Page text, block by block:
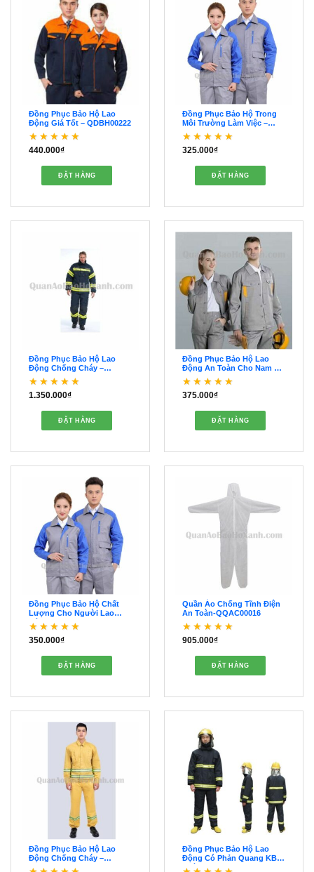
Đồng Phục Bảo Hộ Lao
Động Giá Tốt – QDBH00222
Được xếp hạng
440.000₫
ĐẶT HÀNG
Đồng Phục Bảo Hộ Trong
Môi Trường Làm Việc –
QDBH00221
Được xếp hạng
325.000₫
ĐẶT HÀNG
Đồng Phục Bảo Hộ Lao
Động Chống Cháy –
QDBH00051
Được xếp hạng
1.350.000₫
ĐẶT HÀNG
Đồng Phục Bảo Hộ Lao
Động An Toàn Cho Nam Nữ
Chất Lượng–QDBH00219
Được xếp hạng
375.000₫
ĐẶT HÀNG
Đồng Phục Bảo Hộ Chất
Lượng Cho Người Lao
Động – QDBH00218
Được xếp hạng
350.000₫
ĐẶT HÀNG
Quần Áo Chống Tĩnh Điện
An Toàn-QQAC00016
Được xếp hạng
905.000₫
ĐẶT HÀNG
Đồng Phục Bảo Hộ Lao
Động Chống Cháy –
QABH00100
Đồng Phục Bảo Hộ Lao
Động Có Phản Quang KBN
Chính Hãng – QDBH00229